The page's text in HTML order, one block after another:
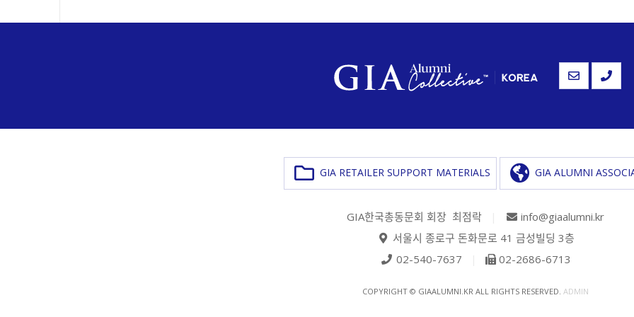
GIA RETAILER SUPPORT MATERIALS GIA ALUMNI
GIA한국총동문회 회장 최점락
info@giaalumni.kr
서울시 종로구 돈화문로 41 금성빌딩 3층
02-540-7637
02-2686-6713
COPYRIGHT © GIAALUMNI.KR ALL RIGHTS RESERVED. ADMIN